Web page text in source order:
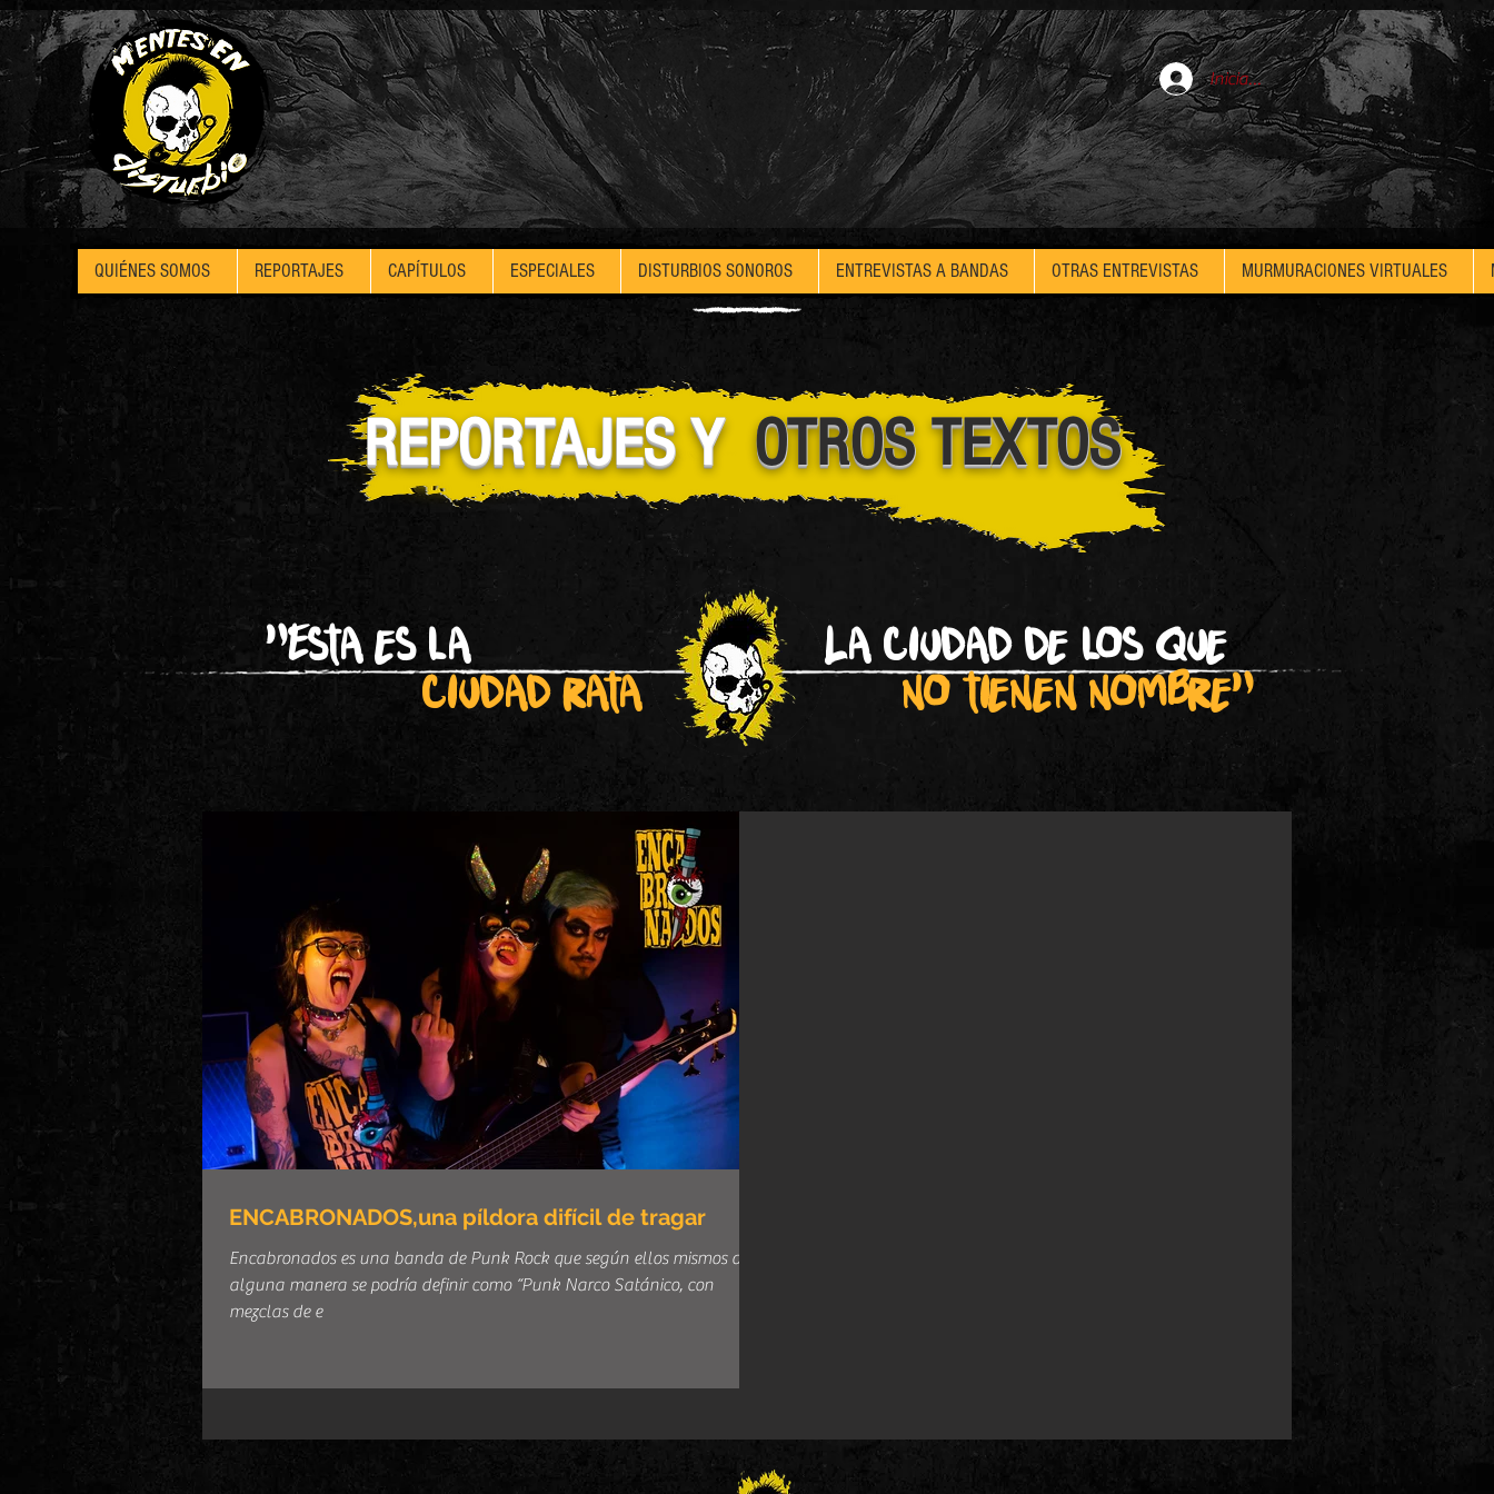
Iniciar sesión
QUIÉNES SOMOS REPORTAJES CAPÍTULOS ESPECIALES DISTURBIOS SONOROS ENTREVISTAS A BANDAS OTRAS ENTREVISTAS MURMURACIONES VIRTUALES
REPORTAJES YOTROS TEXTOS
"Esta es la
ciudad rata
La ciudad de los que
no tienen nombre"
ENCABRONADOS,una píldora difícil de tragar
Encabronados es una banda de Punk Rock que según ellos mismos de
alguna manera se podría definir como “Punk Narco Satánico, con
mezclas de e